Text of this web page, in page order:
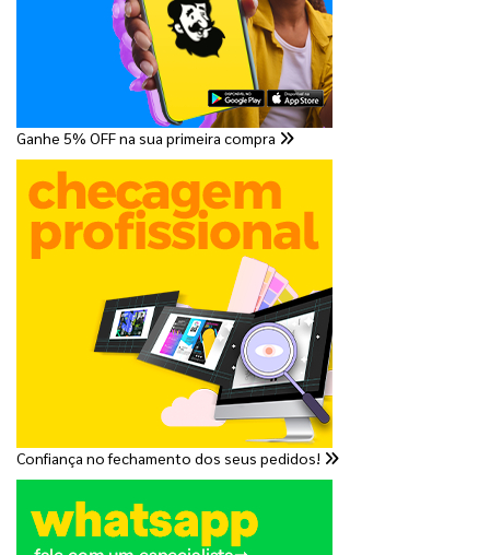
Ganhe 5% OFF na sua primeira compra
Confiança no fechamento dos seus pedidos!